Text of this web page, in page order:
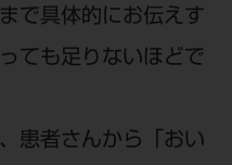
で具体的にお伝えす
ても足りないほどで
患者さんから「おい